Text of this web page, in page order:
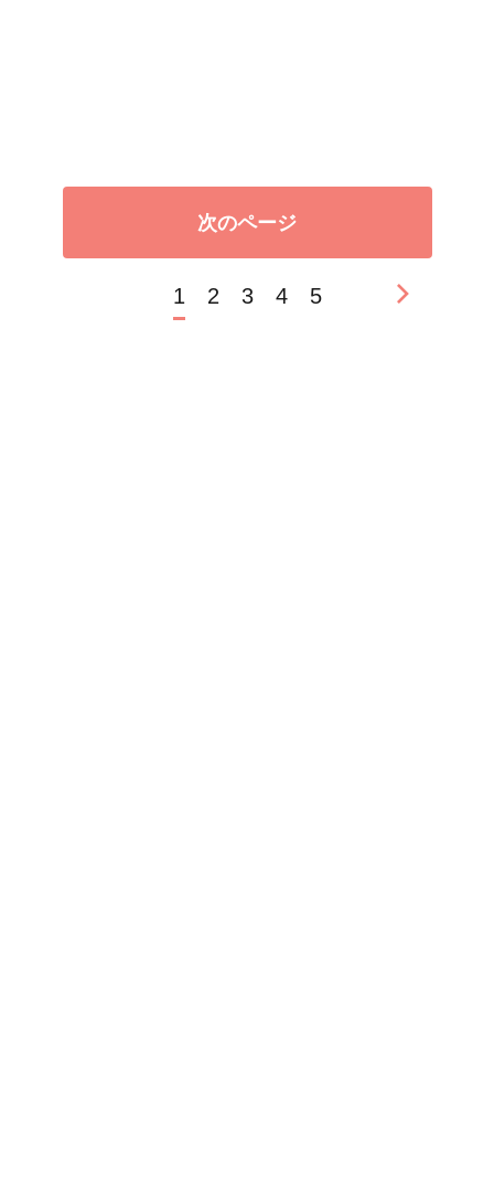
次のページ
1 2 3 4 5